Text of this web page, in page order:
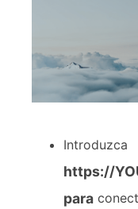
Introduzca
https://
para